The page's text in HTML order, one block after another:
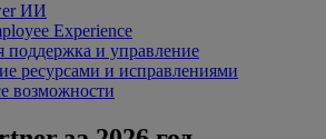
ИИ
Experience
поддержка и управление
ресурсами и исправлениями
возможности